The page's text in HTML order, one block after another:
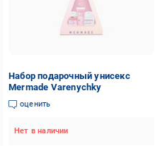
Набор подарочный унисекс
Mermade Varenychky
оценить
Нет в наличии